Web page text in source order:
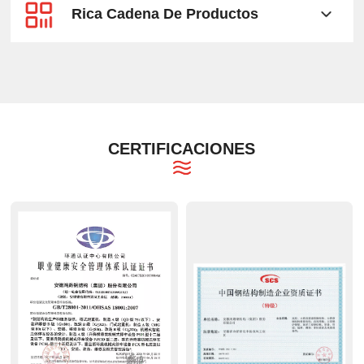
Rica Cadena De Productos
CERTIFICACIONES